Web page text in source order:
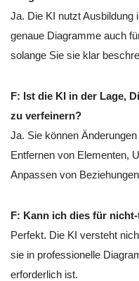
Ja. Die KI nutzt Ausbildung
genaue Diagramme auch
solange Sie sie klar
F: Ist die KI in der Lage,
zu verfeinern?
Ja. Sie können
Entfernen von Elementen,
Anpassen von
F: Kann ich dies für
Perfekt. Die KI versteht
sie in professionelle
erforderlich ist.